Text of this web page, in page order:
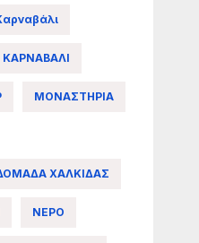
ΚΑΡΝΑΒΑΛΙ
ΜΟΝΑΣΤΗΡΙΑ
ΧΑΛΚΙΔΑΣ
ΝΕΡΟ